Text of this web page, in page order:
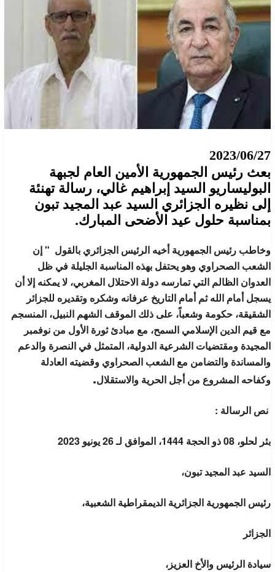
2023/06/27
بعث رئيس الجمهورية الأمين العام لجبهة
البوليساريو السيد إبراهيم غالي، رسالة تهنئة
إلى نظيره الجزائري السيد عبد المجيد تبون
بمناسبة حلول عيد الأضحى المبارك.
وخاطب رئيس الجمهورية أخيه الرئيس الجزائري بالقول " إن
الشعب الصحراوي وهو يحتفل بهذه المناسبة الجليلة في ظل
العدوان الظالم التي تمارسه دولة الاحتلال المغربي، لا يمكنه إلا أن
يسجل أمام الله ثم أمام التاريخ عرفانه وشكره وتقديره للجزائر
الشقيقة، حكومة وشعباً، على ذلك الموقف الشهم النبيل، المنسجم
مع قيم الدين الإسلامي السمح، مع مبادئ ثورة الأول من نوفمبر
المجيدة ومقتضيات الشرعية الدولية، المتمثل في النصرة والدعم
والمساندة والتضامن مع الشعب الصحراوي وقضيته العادلة
وكفاحه المشروع من أجل الحرية والاستقلال.
نص الرسالة :
بئر لحلو، 08 ذو الحجة 1444، الموافق لـ 26 يونيو 2023
السيد عبد المجيد تبون،
رئيس الجمهورية الجزائرية الديمقراطية الشعبية،
الجزائر
سيادة الرئيس والأخ العزيز،